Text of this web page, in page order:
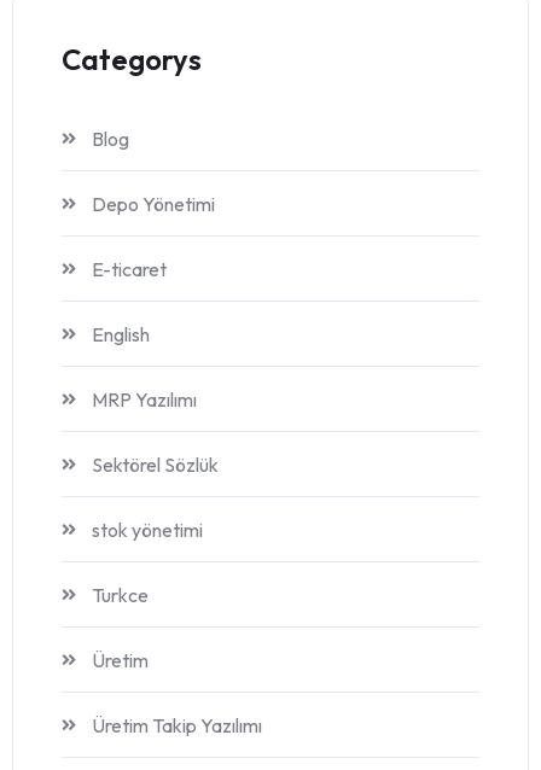
Categorys
Blog
Depo Yönetimi
E-ticaret
English
MRP Yazılımı
Sektörel Sözlük
stok yönetimi
Turkce
Üretim
Üretim Takip Yazılımı